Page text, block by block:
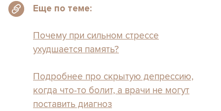
Еще по теме:
Почему при сильном стрессе
ухудшается память?
Подробнее про скрытую депрессию,
когда что-то болит, а врачи не могут
поставить диагноз